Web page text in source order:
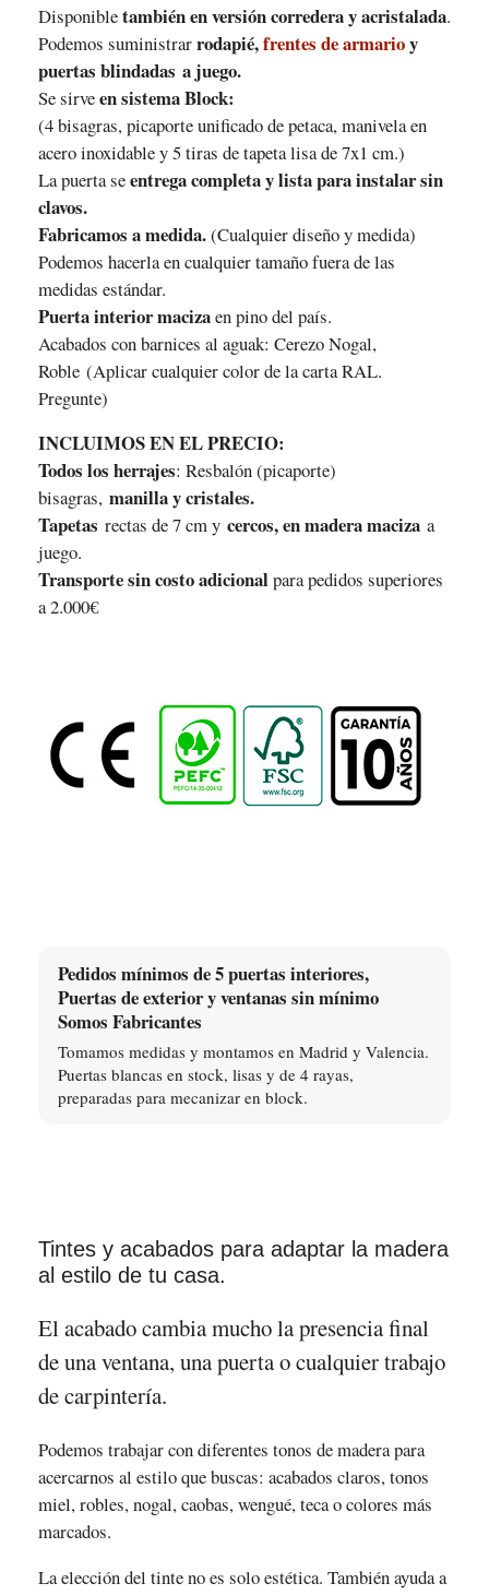
Disponibletambién en versión corredera y acristalada.
Podemos suministrarrodapié,frentes de armarioy
puertas blindadas a juego.
Se sirveen sistema Block:
(4 bisagras, picaporte unificado de petaca, manivela en
acero inoxidable y 5 tiras de tapeta lisa de 7x1 cm.)
La puerta seentrega completa y lista para instalar sin
clavos.
Fabricamos a medida.(Cualquier diseño y medida)
Podemos hacerla en cualquier tamaño fuera de las
medidas estándar.
Puerta interior macizaen pino del país.
Acabados con barnices al aguak: Cerezo Nogal,
Roble (Aplicar cualquier color de la carta RAL.
Pregunte)
INCLUIMOS EN EL PRECIO:
Todos los herrajes: Resbalón (picaporte)
bisagras, manilla y cristales.
Tapetas rectas de 7 cm y cercos, en madera macizaa
juego.
Transporte sin costo adicionalpara pedidos superiores
a 2.000€
Pedidos mínimos de 5 puertas interiores,
Puertas de exterior y ventanas sin mínimo
Somos Fabricantes
Tomamos medidas y montamos en Madrid y Valencia.
Puertas blancas en stock, lisas y de 4 rayas,
preparadas para mecanizar en block.
Tintes y acabados para adaptar la madera
al estilo de tu casa.
El acabado cambia mucho la presencia final
de una ventana, una puerta o cualquier trabajo
de carpintería.
Podemos trabajar con diferentes tonos de madera para
acercarnos al estilo que buscas: acabados claros, tonos
miel, robles, nogal, caobas, wengué, teca o colores más
marcados.
La elección del tinte no es solo estética. También ayuda a